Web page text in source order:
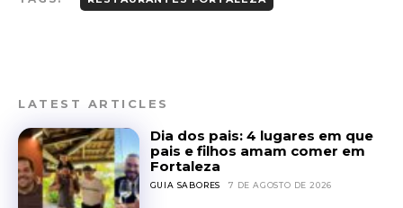
LATEST ARTICLES
Dia dos pais: 4 lugares em que
pais e filhos amam comer em
Fortaleza
GUIA SABORES 7 DE AGOSTO DE 2026